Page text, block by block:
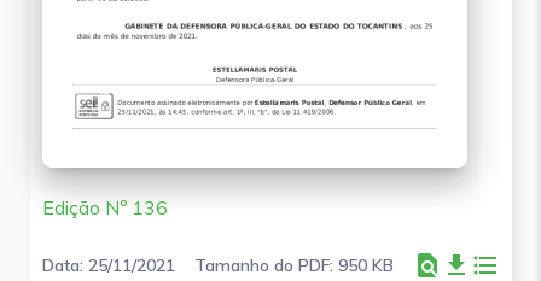
Edição Nº 136
Data: 25/11/2021 Tamanho do PDF: 950 KB find_in_page file_download format_list_bulleted